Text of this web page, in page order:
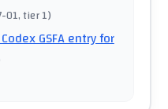
01, tier 1)
GSFA entry for